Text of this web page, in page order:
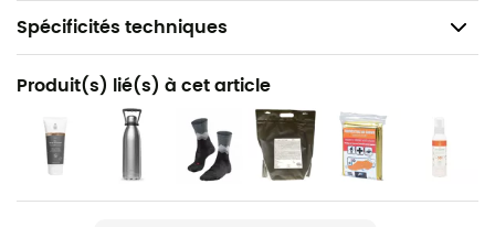
Spécificités techniques
Recommandé pour
Randonnée / Trekking / Voyage
Nom du produit
La Clusaz / Grand-Bornand
Produit(s) lié(s) à cet article